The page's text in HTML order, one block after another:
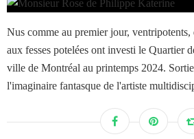
Nus comme au premier jour, ventripotents,
aux fesses potelées ont investi le Quartier
ville de Montréal au printemps 2024.
l'imaginaire fantasque de l'artiste